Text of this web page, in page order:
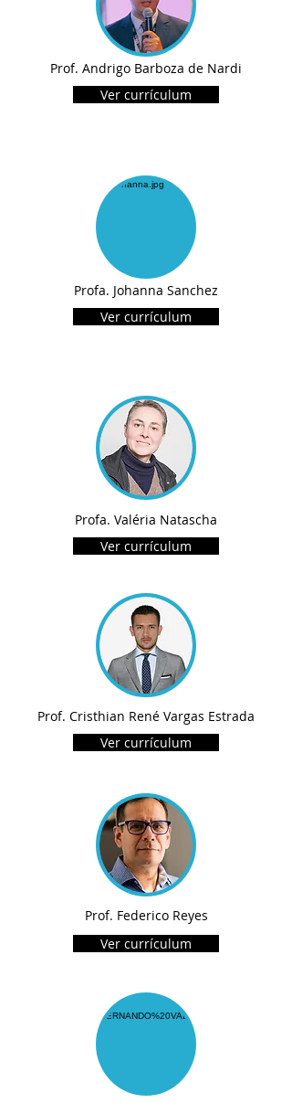
Prof. Andrigo Barboza de Nardi
Ver currículum
Profa. Johanna Sanchez
Ver currículum
Profa. Valéria Natascha
Ver currículum
Prof. Cristhian René Vargas Estrada
Ver currículum
Prof. Federico Reyes
Ver currículum